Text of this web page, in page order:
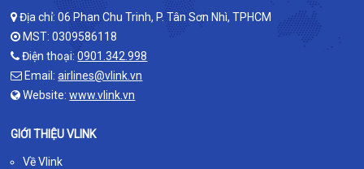
Địa chỉ: 06 Phan Chu Trinh, P. Tân Sơn Nhì, TPHCM
MST: 0309586118
Điện thoại:0901.342.998
Email:airlines@vlink.vn
Website:www.vlink.vn
GIỚI THIỆU VLINK
Về Vlink